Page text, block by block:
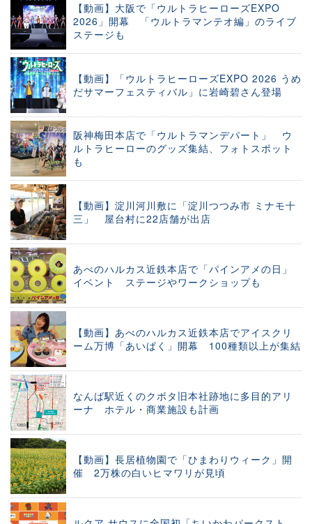
【動画】大阪で「ウルトラヒーローズEXPO
2026」開幕 「ウルトラマンテオ編」のライブ
ステージも
【動画】「ウルトラヒーローズEXPO 2026 うめ
だサマーフェスティバル」に岩崎碧さん登場
阪神梅田本店で「ウルトラマンデパート」 ウ
ルトラヒーローのグッズ集結、フォトスポット
も
【動画】淀川河川敷に「淀川つつみ市 ミナモ十
三」 屋台村に22店舗が出店
あべのハルカス近鉄本店で「パインアメの日」
イベント ステージやワークショップも
【動画】あべのハルカス近鉄本店でアイスクリ
ーム万博「あいぱく」開幕 100種類以上が集結
なんば駅近くのクボタ旧本社跡地に多目的アリ
ーナ ホテル・商業施設も計画
【動画】長居植物園で「ひまわりウィーク」開
催 2万株の白いヒマワリが見頃